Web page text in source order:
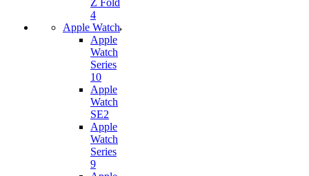
Z Fold
4
Apple Watch
Apple
Watch
Series
10
Apple
Watch
SE2
Apple
Watch
Series
9